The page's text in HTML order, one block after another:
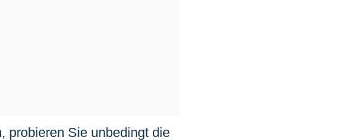
probieren Sie unbedingt die